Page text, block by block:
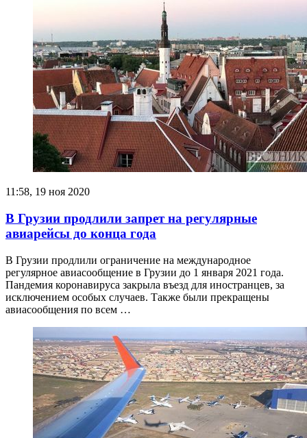
11:58, 19 ноя 2020
В Грузии продлили запрет на регулярные
авиарейсы до конца года
В Грузии продлили ограничение на международное
регулярное авиасообщение в Грузии до 1 января 2021 года.
Пандемия коронавируса закрыла въезд для иностранцев, за
исключением особых случаев. Также были прекращены
авиасообщения по всем …